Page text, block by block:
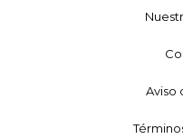
Aviso